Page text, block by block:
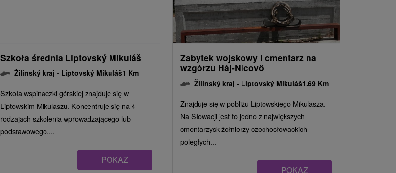
Szkoła średnia Liptovský Mikuláš
Žilinský kraj - Liptovský Mikuláš1 Km
Szkoła wspinaczki górskiej znajduje się w
Liptowskim Mikulaszu. Koncentruje się na 4
rodzajach szkolenia wprowadzającego lub
podstawowego....
POKAZ
Zabytek wojskowy i cmentarz na
wzgórzu Háj-Nicovô
Žilinský kraj - Liptovský Mikuláš1.69 Km
Znajduje się w pobliżu Liptowskiego Mikulasza.
Na Słowacji jest to jedno z największych
cmentarzysk żołnierzy czechosłowackich
poległych...
POKAZ